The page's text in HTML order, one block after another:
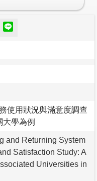
使用狀況與滿意度調查
大學為例
and Returning System
Satisfaction Study: A
Universities in